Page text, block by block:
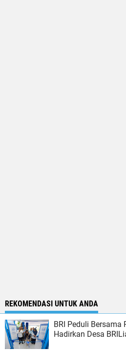
REKOMENDASI UNTUK ANDA
BRI Peduli Bersama
Hadirkan Desa